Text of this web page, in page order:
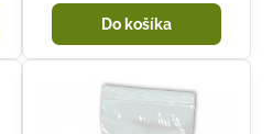
Do košíka